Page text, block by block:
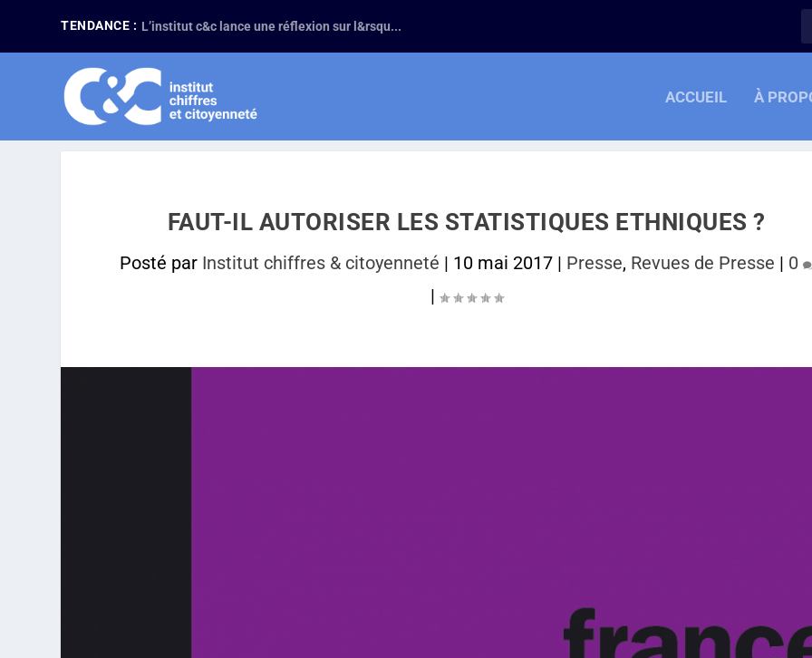
TENDANCE : L’institut c&c lance une réflexion sur l&rsqu...
ACCUEIL À
FAUT-IL AUTORISER LES STATISTIQUES ETHNIQUES ?
Posté par Institut chiffres & citoyenneté | 10 mai 2017 | Presse, Revues de Presse | 0
|